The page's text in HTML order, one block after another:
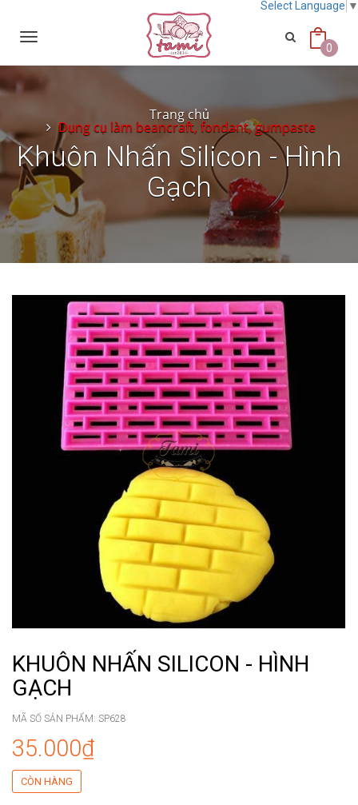
Select Language ▼
0
Toggle
Trang chủ
Dụng cụ làm beancraft, fondant, gumpaste
Khuôn Nhấn Silicon - Hình
Gạch
KHUÔN NHẤN SILICON - HÌNH
GẠCH
MÃ SỐ SẢN PHẨM: SP628
35.000₫
CÒN HÀNG